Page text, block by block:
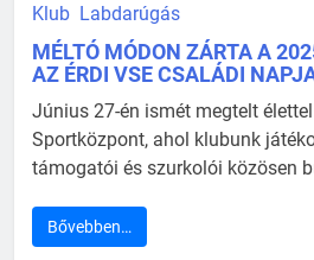
Klub Labdarúgás
MÉLTÓ MÓDON ZÁRTA A
AZ ÉRDI VSE CSALÁDI
Június 27-én ismét megtelt
Sportközpont, ahol klubunk
támogatói és szurkolói közösen
Bővebben…